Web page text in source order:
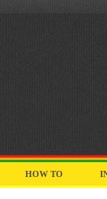
HOW TO